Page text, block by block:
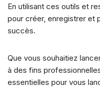
En utilisant ces outils et
pour créer, enregistrer et
succès.
Que vous souhaitiez
à des fins
essentielles pour vous